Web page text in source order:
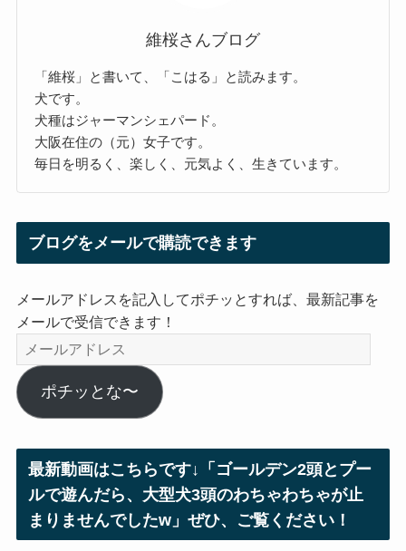
維桜さんブログ
「維桜」と書いて、「こはる」と読みます。
犬です。
犬種はジャーマンシェパード。
大阪在住の（元）女子です。
毎日を明るく、楽しく、元気よく、生きています。
ブログをメールで購読できます
メールアドレスを記入してポチッとすれば、最新記事を
メールで受信できます！
メ
ー
ル
ア
ス
ポチッとな〜
最新動画はこちらです↓「ゴールデン2頭とプー
ルで遊んだら、大型犬3頭のわちゃわちゃが止
まりませんでしたw」ぜひ、ご覧ください！